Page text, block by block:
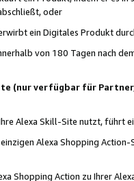
oder
ein Digitales Produkt
von 180 Tagen nach
(nur verfügbar für
Alexa Skill-Site nutzt, führt
Alexa Shopping Action-
Shopping Action zu Ihrer